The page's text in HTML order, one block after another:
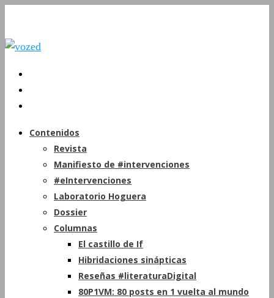
Contenidos
Revista
Manifiesto de #intervenciones
#eIntervenciones
Laboratorio Hoguera
Dossier
Columnas
El castillo de If
Hibridaciones sinápticas
Reseñas #literaturaDigital
80P1VM: 80 posts en 1 vuelta al mundo